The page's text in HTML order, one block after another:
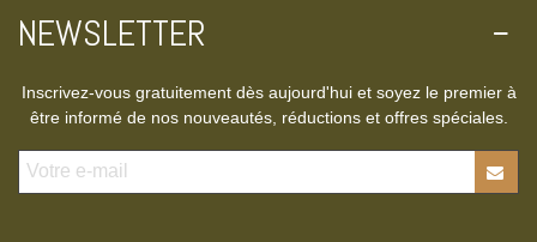
NEWSLETTER
Inscrivez-vous gratuitement dès aujourd'hui et soyez le premier à
être informé de nos nouveautés, réductions et offres spéciales.